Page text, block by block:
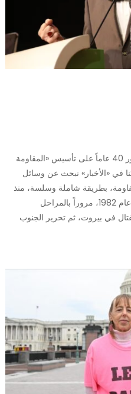
قبل ثلاثة أعوام، وفي أجواء ذكرى مرور 40 عاماً على تأسيس «المقاومة
في «الأخبار» نبحث عن وسائل
بطريقة شاملة وسلسة، منذ
نشأتها عقب الاجتياح الإسرائيلي للبنان عام 1982، مروراً بالمراحل
في بيروت، ثم تحرير الجنوب